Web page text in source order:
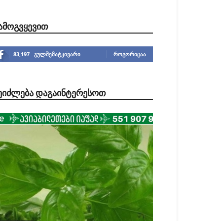
83,197 გულშემატკივარი ᲠᲝᲒᲝᲠᲘᲪᲐᲐ
ᲓᲐᲒᲐᲘᲜᲢᲔᲠᲔᲡᲝᲗ